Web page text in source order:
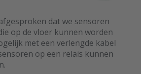
dat we sensoren
op de vloer kunnen worden
met een verlengde kabel
op een relais kunnen